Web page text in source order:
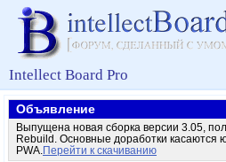
Intellect Board Pro
Объявление
Выпущена новая сборка версии 3.05,
Rebuild. Основные доработки касаются
PWA. Перейти к скачиванию